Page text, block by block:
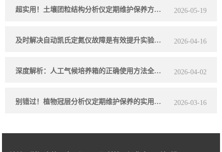
超实用！土壤团粒结构分析仪定期维护保养方法大汇总 2026-05-19
及时解决自动凯氏定氮仪故障是有效提升实验效率的关键 2026-04-16
深度解析：人工气候培养箱的正确使用方法全攻略 2026-04-02
别错过！植物冠层分析仪定期维护保养的实用方法 2026-03-16